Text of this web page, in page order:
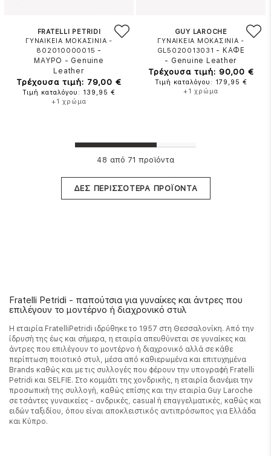
FRATELLI PETRIDI
ΓΥΝΑΙΚΕΙΑ ΜΟΚΑΣΙΝΙΑ -
802010000015 -
ΜΑΥΡΟ - Genuine
Leather
Τρέχουσα τιμή: 79,00 €
Τιμή καταλόγου: 139,95 €
+1 χρώμα
GUY LAROCHE
ΓΥΝΑΙΚΕΙΑ ΜΟΚΑΣΙΝΙΑ -
GL5020013031 - ΚΑΦΕ
- Genuine Leather
Τρέχουσα τιμή: 90,00 €
Τιμή καταλόγου: 179,95 €
+1 χρώμα
48 από 71 προϊόντα
ΔΕΣ ΠΕΡΙΣΣΟΤΕΡΑ ΠΡΟΪΟΝΤΑ
Fratelli Petridi - παπούτσια για γυναίκες και άντρες που
επιλέγουν το μοντέρνο ή διαχρονικό στυλ
Η εταιρία FratelliPetridi ιδρύθηκε το 1957 στη Θεσσαλονίκη. Από την
ίδρυσή της έως και σήμερα, η εταιρία απευθύνεται σε γυναίκες και
άντρες που επιλέγουν το μοντέρνο ή διαχρονικό αλλά σε κάθε
περίπτωση ποιοτικό στυλ, μέσα από καθιερωμένα και επιτυχημένα
Brands καθώς και με τις συλλογές που φέρουν την υπογραφή Fratelli
Petridi και SELFIE. Στο κομμάτι της χονδρικής, η εταιρία διανέμει την
προσωπική της συλλογή, καθώς επίσης και την εταιρία Guy Laroche
σε τσάντες γυναικείες - ανδρικές, casual ή επαγγελματικές, καθώς και
ειδών ταξιδίου, όπου είναι αποκλειστικός αντιπρόσωπος για Ελλάδα
και Κύπρο.